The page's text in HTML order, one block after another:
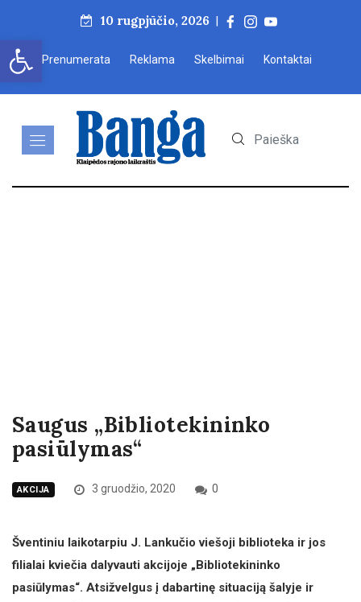
Open toolbar
10 rugpjūčio, 2026 |
Prenumerata Reklama Skelbimai Kontaktai
Saugus „Bibliotekininko
pasiūlymas“
AKCIJA 3 gruodžio, 2020 0
Šventiniu laikotarpiu J. Lankučio viešoji biblioteka ir jos
filialai kviečia dalyvauti akcijoje „Bibliotekininko
pasiūlymas“. Atsižvelgus į dabartinę situaciją šalyje ir